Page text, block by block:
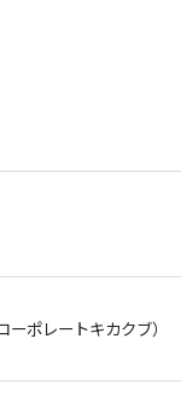
ポレートキカクブ）